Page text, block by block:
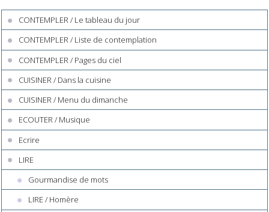
CONTEMPLER / Le tableau du jour
CONTEMPLER / Liste de contemplation
CONTEMPLER / Pages du ciel
CUISINER / Dans la cuisine
CUISINER / Menu du dimanche
ECOUTER / Musique
Ecrire
LIRE
Gourmandise de mots
LIRE / Homère